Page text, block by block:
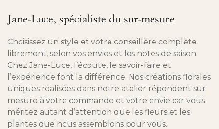
Jane-Luce, spécialiste du sur-mesure
Choisissez un style et votre conseillère complète
librement, selon vos envies et les notes de saison.
Chez Jane-Luce, l’écoute, le savoir-faire et
l’expérience font la différence. Nos créations florales
uniques réalisées dans notre atelier répondent sur
mesure à votre commande et votre envie car vous
méritez autant d’attention que les fleurs et les
plantes que nous assemblons pour vous.